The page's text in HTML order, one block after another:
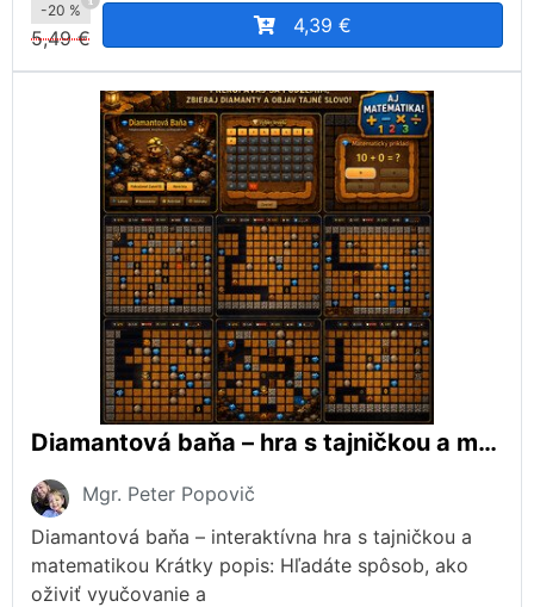
-20 %
5,49 €
4,39 €
Diamantová baňa – hra s tajničkou a matematickým kvízom.
Mgr. Peter Popovič
Diamantová baňa – interaktívna hra s tajničkou a
matematikou Krátky popis: Hľadáte spôsob, ako
oživiť vyučovanie a